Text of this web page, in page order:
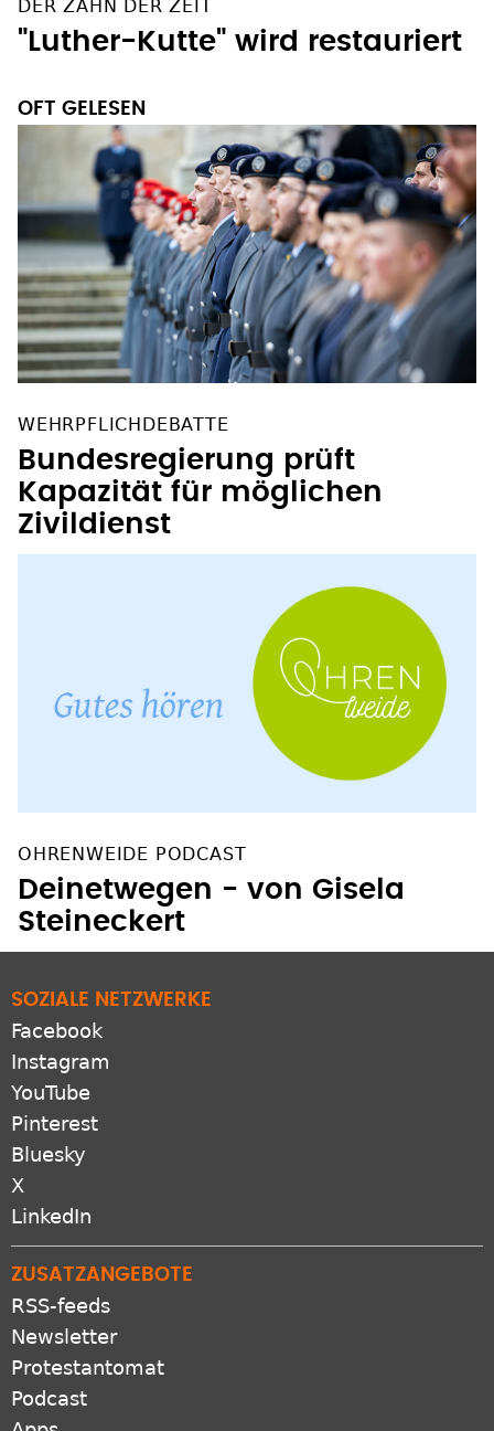
"Luther-Kutte" wird restauriert
Bundesregierung prüft
Kapazität für möglichen
Zivildienst
Deinetwegen - von Gisela
Steineckert
Facebook
Instagram
YouTube
Pinterest
Bluesky
X
LinkedIn
RSS-feeds
Newsletter
Protestantomat
Podcast
Apps